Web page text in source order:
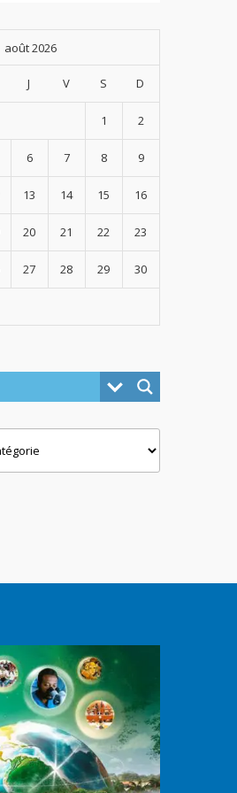
août 2026
J V S D
1 2
6 7 8 9
13 14 15 16
20 21 22 23
27 28 29 30